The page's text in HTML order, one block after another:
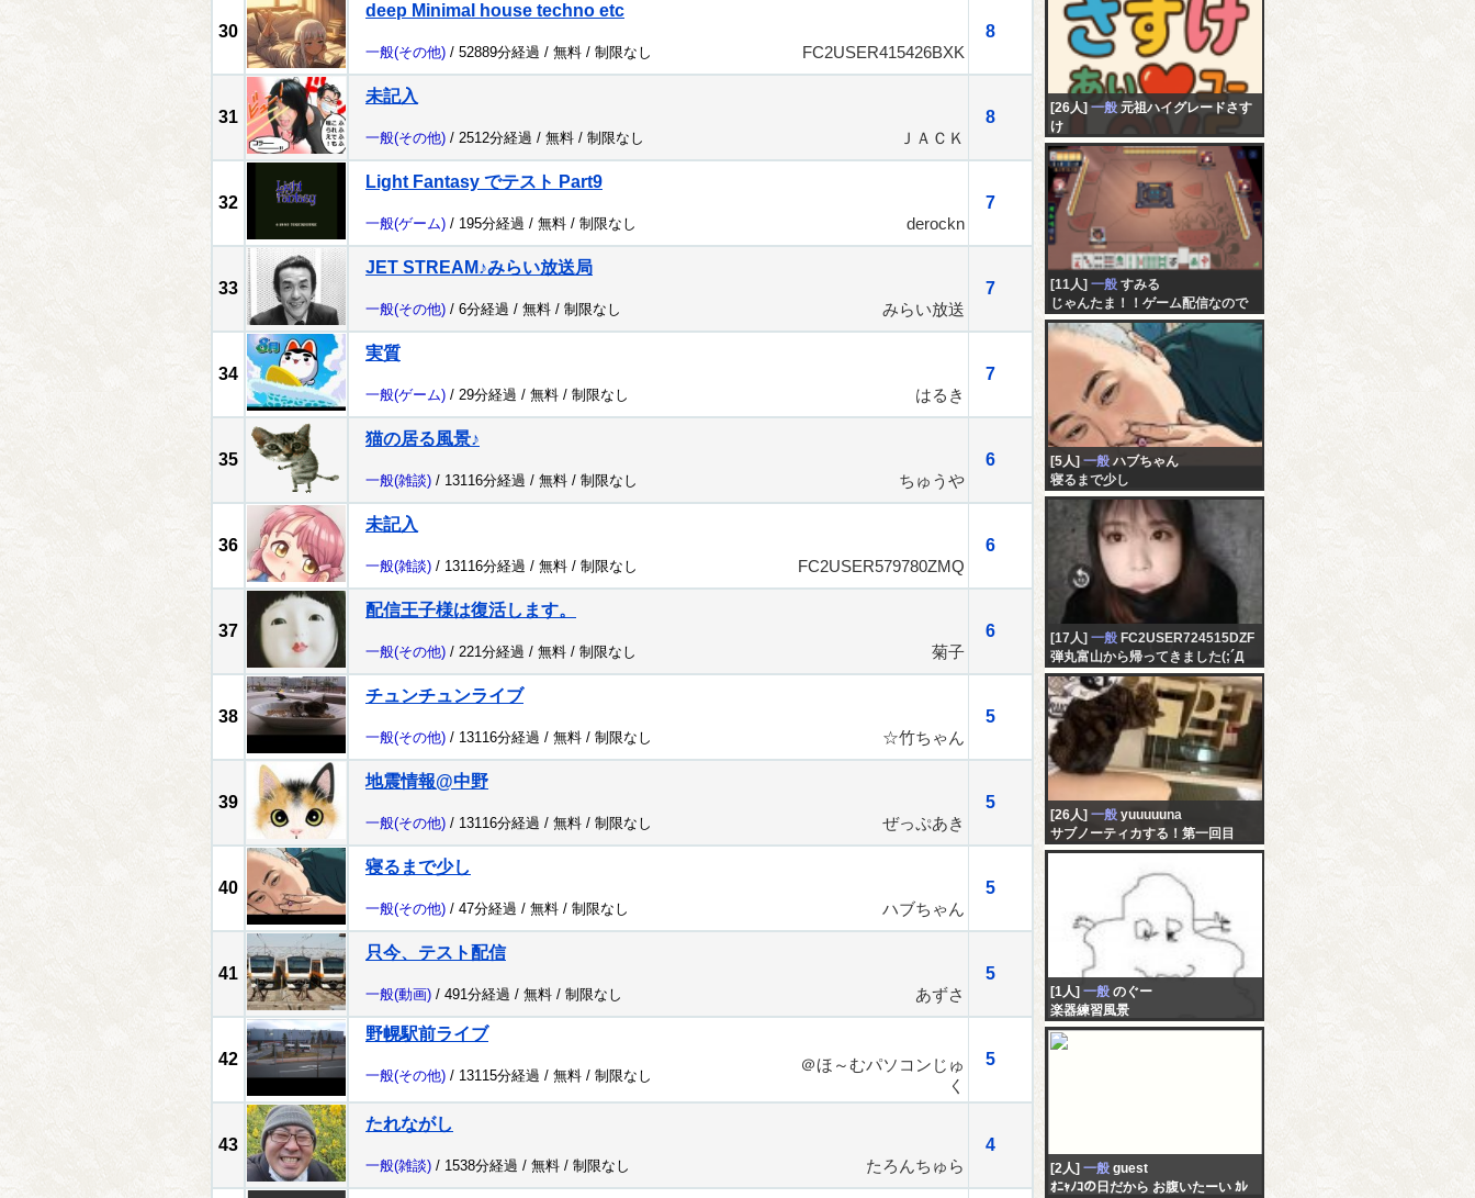
30
deep Minimal house techno etc
8
一般(その他) / 52889分経過 / 無料 / 制限なし FC2USER415426BXK
31
未記入
8
一般(その他) / 2512分経過 / 無料 / 制限なし ＪＡＣＫ
32
Light Fantasy でテスト Part9
7
一般(ゲーム) / 195分経過 / 無料 / 制限なし derockn
33
JET STREAM♪みらい放送局
7
一般(その他) / 6分経過 / 無料 / 制限なし みらい放送
34
実質
7
一般(ゲーム) / 29分経過 / 無料 / 制限なし はるき
35
猫の居る風景♪
6
一般(雑談) / 13116分経過 / 無料 / 制限なし ちゅうや
36
未記入
6
一般(雑談) / 13116分経過 / 無料 / 制限なし FC2USER579780ZMQ
37
配信王子様は復活します。
6
一般(その他) / 221分経過 / 無料 / 制限なし 菊子
38
チュンチュンライブ
5
一般(その他) / 13116分経過 / 無料 / 制限なし ☆竹ちゃん
39
地震情報@中野
5
一般(その他) / 13116分経過 / 無料 / 制限なし ぜっぷあき
40
寝るまで少し
5
一般(その他) / 47分経過 / 無料 / 制限なし ハブちゃん
41
只今、テスト配信
5
一般(動画) / 491分経過 / 無料 / 制限なし あずさ
42
野幌駅前ライブ
5
一般(その他) / 13115分経過 / 無料 / 制限なし
＠ほ～むパソコンじゅ
く
43
たれながし
4
一般(雑談) / 1538分経過 / 無料 / 制限なし たろんちゅら
[26人] 一般 元祖ハイグレードさす
け
さすけは男の決断しました 明後
日から新小岩から静岡迄の徒歩配
信に行きます
[11人] 一般 すみる
じゃんたま！！ゲーム配信なので
すぉ～！！(*ﾉωﾉ)「仮」
[5人] 一般 ハブちゃん
寝るまで少し
[17人] 一般 FC2USER724515DZF
弾丸富山から帰ってきました(;´Д
｀)ﾊｧﾊｧ
[26人] 一般 yuuuuuna
サブノーティカする！第一回目
[1人] 一般 のぐー
楽器練習風景
[2人] 一般 guest
ｵﾆｬﾉｺの日だから お腹いたーい ｶﾚ